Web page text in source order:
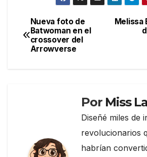
e
b
o
er gr
a
Navegación
de
Melissa
Nueva foto de
Batwoman en el
crossover del
Arrowverse
Por Miss
Diseñé miles de
revolucionarios
habrían